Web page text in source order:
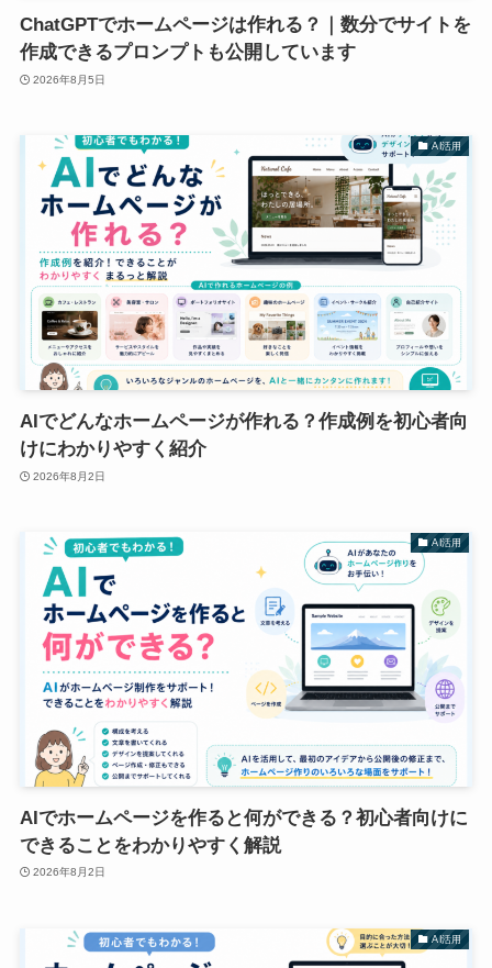
ChatGPTでホームページは作れる？｜数分でサイトを
作成できるプロンプトも公開しています
2026年8月5日
AI活用
AIでどんなホームページが作れる？作成例を初心者向
けにわかりやすく紹介
2026年8月2日
AI活用
AIでホームページを作ると何ができる？初心者向けに
できることをわかりやすく解説
2026年8月2日
AI活用